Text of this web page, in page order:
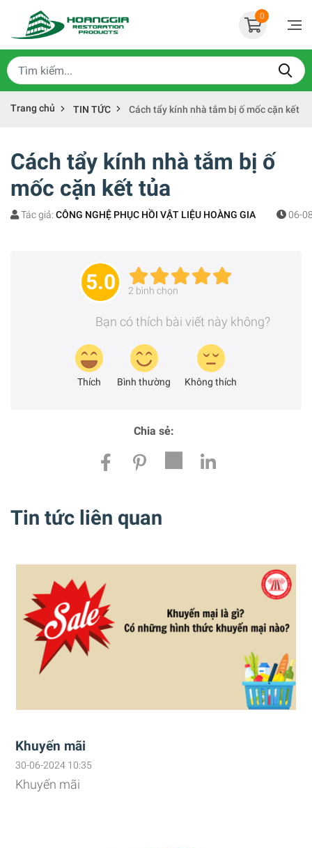
0
Trang chủ TIN TỨC Cách tẩy kính nhà tắm bị ố mốc cặn kết
Cách tẩy kính nhà tắm bị ố
mốc cặn kết tủa
Tác giả: CÔNG NGHỆ PHỤC HỒI VẬT LIỆU HOÀNG GIA 06-
5.0 2 bình chọn
Bạn có thích bài viết này không?
Thích Bình thường Không thích
Chia sẻ:
Tin tức liên quan
Khuyến mãi
30-06-2024 10:35
Khuyến mãi